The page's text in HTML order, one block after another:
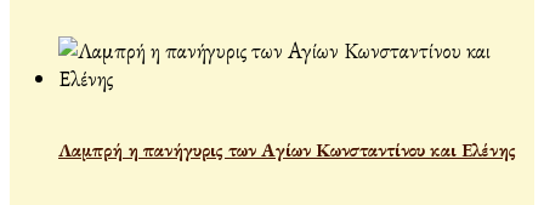
Λαμπρή η πανήγυρις των Αγίων Κωνσταντίνου και Ελένης